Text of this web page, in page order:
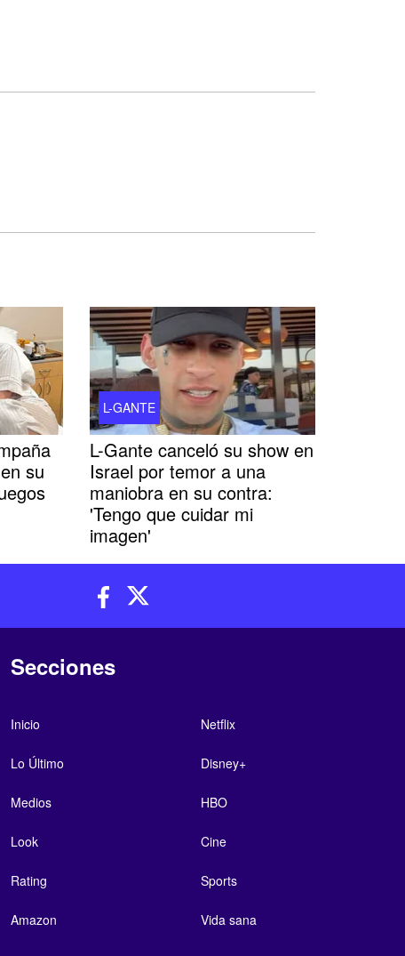
su
L-GANTE
L-Gante canceló su show en
Israel por temor a una
maniobra en su contra:
'Tengo que cuidar mi
imagen'
Secciones
Inicio
Lo Último
Medios
Look
Rating
Amazon
Netflix
Disney+
HBO
Cine
Sports
Vida sana